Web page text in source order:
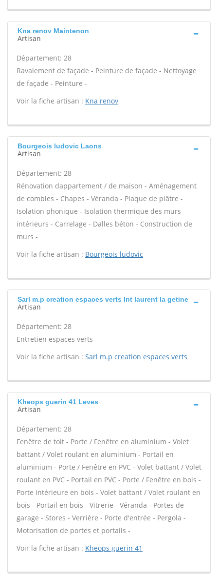
Kna renov Maintenon
Artisan
Département: 28
Ravalement de façade - Peinture de façade - Nettoyage
de façade - Peinture -
Voir la fiche artisan : Kna renov
Bourgeois ludovic Laons
Artisan
Département: 28
Rénovation dappartement / de maison - Aménagement
de combles - Chapes - Véranda - Plaque de plâtre -
Isolation phonique - Isolation thermique des murs
intérieurs - Carrelage - Dalles béton - Construction de
murs -
Voir la fiche artisan : Bourgeois ludovic
Sarl m.p creation espaces verts Int laurent la getine
Artisan
Département: 28
Entretien espaces verts -
Voir la fiche artisan : Sarl m.p creation espaces verts
Kheops guerin 41 Leves
Artisan
Département: 28
Fenêtre de toit - Porte / Fenêtre en aluminium - Volet
battant / Volet roulant en aluminium - Portail en
aluminium - Porte / Fenêtre en PVC - Volet battant / Volet
roulant en PVC - Portail en PVC - Porte / Fenêtre en bois -
Porte intérieure en bois - Volet battant / Volet roulant en
bois - Portail en bois - Vitrerie - Véranda - Portes de
garage - Stores - Verrière - Porte d'entrée - Pergola -
Motorisation de portes et portails -
Voir la fiche artisan : Kheops guerin 41